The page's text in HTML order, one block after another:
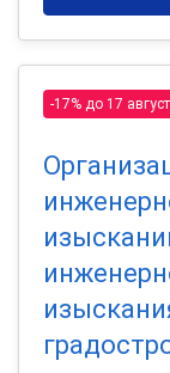
-17% до 17